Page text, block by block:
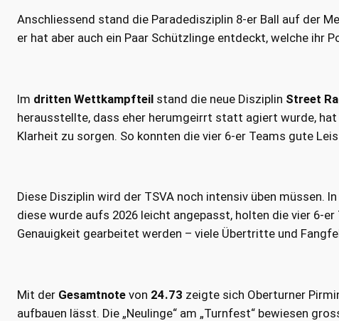
Anschliessend stand die Paradedisziplin 8-er Ball auf der
er hat aber auch ein Paar Schützlinge entdeckt, welche ihr
Im dritten Wettkampfteil stand die neue Disziplin Street
herausstellte, dass eher herumgeirrt statt agiert wurde,
Klarheit zu sorgen. So konnten die vier 6-er Teams gute
Diese Disziplin wird der TSVA noch intensiv üben müssen.
diese wurde aufs 2026 leicht angepasst, holten die vier 6-
Genauigkeit gearbeitet werden – viele Übertritte und
Mit der Gesamtnote von 24.73 zeigte sich Oberturner
aufbauen lässt. Die „Neulinge“ am „Turnfest“ bewiesen